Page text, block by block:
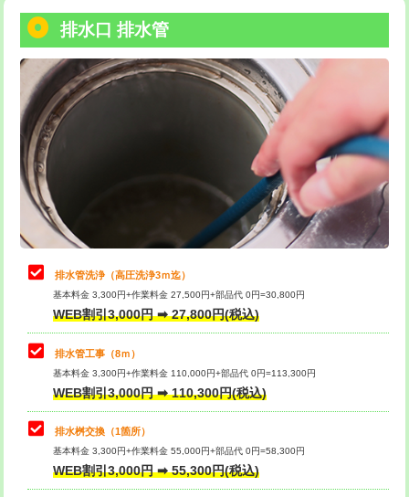
用（追加）/3ｍ超え)
給水管工事※（ライニング鋼管・銅
管・ポリ管・HT管使用/3ｍまで)
44,000円
給水管工事※（ライニング鋼管・銅
管・ポリ管・HT管使用/3ｍ超え)
+8,800円
排水管工事（土の掘削・埋め戻し作
業）
11,000円~
排水管工事（排水管工事/3ｍまで） 55,000円
排水管工事（追加 排水管工事/3ｍ超
え）
マス交換（土の掘削・埋め戻し作業）
マス交換（深さ50㎝未満）
マス交換（深さ50㎝以上） 66,000円
コンクリート斫り（厚さ10㎝まで）
コンクリート斫り（厚さ10㎝超え）
トーラー機使用/3mまで
追加トーラー機使用/3m超え +3,300円
カメラ調査 33,000円
桝清掃 8,800円
止水・漏水調査・防水処理・清掃・修
理・調整・分解・加工など（軽作業）
11,000円
止水・漏水調査・防水処理・清掃・修
理・調整・分解・加工など（中作業）
22,000円
止水・漏水調査・防水処理・清掃・修
理・調整・分解・加工など（重作業）
33,000円
その他部品の脱着
交換・取付（タンク） 22,000円+材料費
交換・取付(単水栓（壁付・デッキ
式）)
交換・取付(混合水栓（壁付・デッキ
16,500円+材料費
排水口 排水管
排水管洗浄（高圧洗浄3ｍ迄）
基本料金 3,300円+作業料金 27,500円+部品代 0円=30,800円
WEB割引3,000円 ➡ 27,800円(税込)
排水管工事（8ｍ）
基本料金 3,300円+作業料金 110,000円+部品代 0円=113,300円
WEB割引3,000円 ➡ 110,300円(税込)
排水桝交換（1箇所）
基本料金 3,300円+作業料金 55,000円+部品代 0円=58,300円
WEB割引3,000円 ➡ 55,300円(税込)